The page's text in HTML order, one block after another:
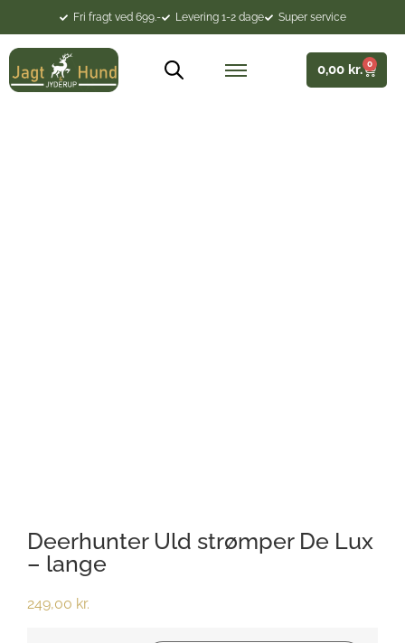
Fri fragt ved 699.- Levering 1-2 dage Super service
0,00 kr. 0
Deerhunter Uld strømper De Lux
– lange
249,00 kr.